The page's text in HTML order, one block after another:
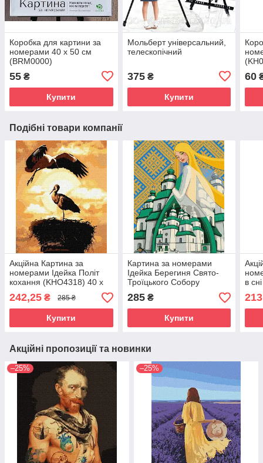
Коробка для картини за
номерами 40 х 50 см
(BRM0000)
55 ₴
Купити
Мольберт універсальний,
телескопічний
375₴
Купити
60
Подібні товари компанії
Акційна Картина за
номерами Ідейка Політ
кохання (KHO4318) 40 х
50 см
242,25 ₴ 285 ₴
Купити
Картина за номерами
Ідейка Берегиня Свято-
Троїцького Собору
©mosyakart (KHO2604) 40
х 50 см
285₴
Купити
в
40
Акційні пропозиції та новинки
–25% –25%